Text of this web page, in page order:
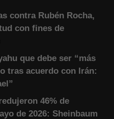
contra Rubén Rocha,
con fines de
que debe ser “más
tras acuerdo con Irán:
46% de
de 2026: Sheinbaum